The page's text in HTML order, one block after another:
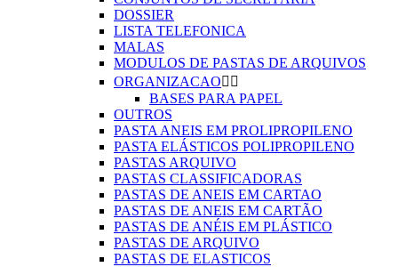
DOSSIER
LISTA TELEFONICA
MALAS
MODULOS DE PASTAS DE ARQUIVOS
ORGANIZACAO 
BASES PARA PAPEL
OUTROS
PASTA ANEIS EM PROLIPROPILENO
PASTA ELÁSTICOS POLIPROPILENO
PASTAS ARQUIVO
PASTAS CLASSIFICADORAS
PASTAS DE ANEIS EM CARTAO
PASTAS DE ANEIS EM CARTÃO
PASTAS DE ANÉIS EM PLÁSTICO
PASTAS DE ARQUIVO
PASTAS DE ELASTICOS